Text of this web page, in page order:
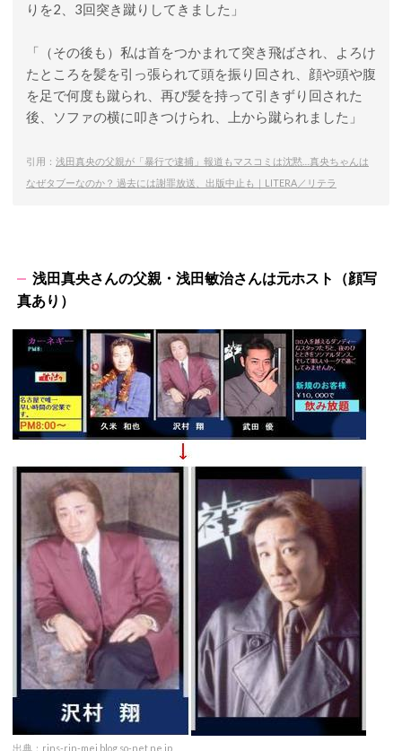
りを2、3回突き蹴りしてきました」
「（その後も）私は首をつかまれて突き飛ばされ、よろけ
たところを髪を引っ張られて頭を振り回され、顔や頭や腹
を足で何度も蹴られ、再び髪を持って引きずり回された
後、ソファの横に叩きつけられ、上から蹴られました」
引用： 浅田真央の父親が「暴行で逮捕」報道もマスコミは沈黙…真央ちゃんは
なぜタブーなのか？ 過去には謝罪放送、出版中止も｜LITERA／リテラ
浅田真央さんの父親・浅田敏治さんは元ホスト（顔写
真あり）
出典： rins-rin-mei.blog.so-net.ne.jp